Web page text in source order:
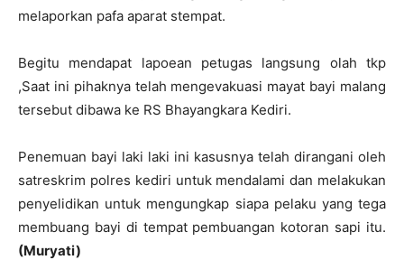
melaporkan pafa aparat stempat.
Begitu mendapat lapoean petugas langsung olah tkp
,Saat ini pihaknya telah mengevakuasi mayat bayi malang
tersebut dibawa ke RS Bhayangkara Kediri.
Penemuan bayi laki laki ini kasusnya telah dirangani oleh
satreskrim polres kediri untuk mendalami dan melakukan
penyelidikan untuk mengungkap siapa pelaku yang tega
membuang bayi di tempat pembuangan kotoran sapi itu.
(Muryati)